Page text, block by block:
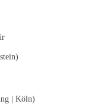
| Köln)